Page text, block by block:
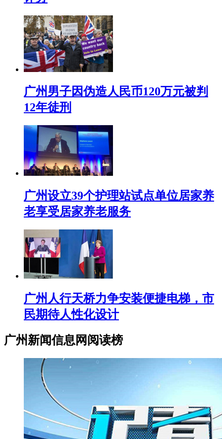
广州男子因伪造人民币120万元被判
12年徒刑
广州设立39个护理站试点单位居家养
老享受居家养老服务
广州人行天桥力争安装便捷电梯，市
民期待人性化设计
广州新闻信息网阅读榜